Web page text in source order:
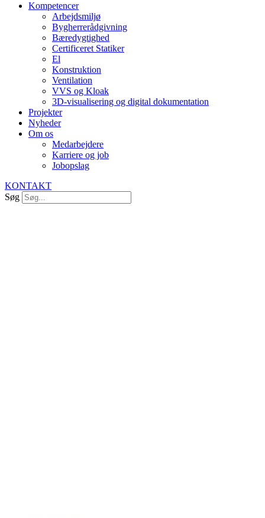
Kompetencer
Arbejdsmiljø
Bygherrerådgivning
Bæredygtighed
Certificeret Statiker
El
Konstruktion
Ventilation
VVS og Kloak
3D-visualisering og digital dokumentation
Projekter
Nyheder
Om os
Medarbejdere
Karriere og job
Jobopslag
KONTAKT
Søg